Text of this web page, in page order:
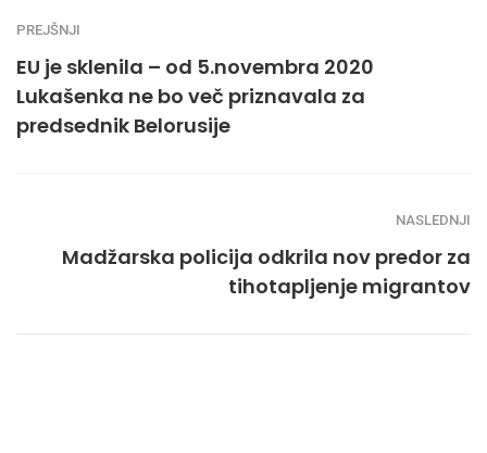
PREJŠNJI
EU je sklenila – od 5.novembra 2020
Lukašenka ne bo več priznavala za
predsednik Belorusije
NASLEDNJI
Madžarska policija odkrila nov predor za
tihotapljenje migrantov